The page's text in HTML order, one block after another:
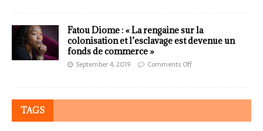
Fatou Diome : « La rengaine sur la
colonisation et l’esclavage est devenue un
fonds de commerce »
September 4, 2019 Comments Off
TAGS